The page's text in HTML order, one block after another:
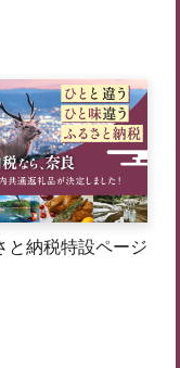
と納税特設ページ